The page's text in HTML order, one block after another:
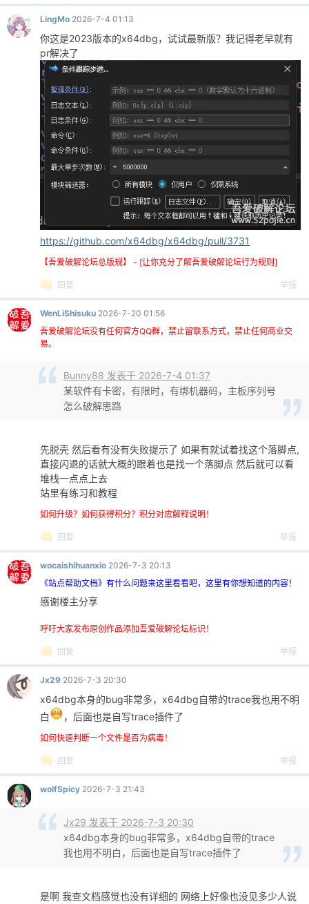
LingMo 2026-7-4 01:13
你这是2023版本的x64dbg，试试最新版？我记得老早就有
pr解决了
https://github.com/x64dbg/x64dbg/pull/3731
【吾爱破解论坛总版规】 - [让你充分了解吾爱破解论坛行为规则]
回复 举报
WenLiShisuku 2026-7-20 01:56
吾爱破解论坛没有任何官方QQ群，禁止留联系方式，禁止任何商业交
易。
Bunny88 发表于 2026-7-4 01:37
某软件有卡密，有限时，有绑机器码，主板序列号
怎么破解思路
先脱壳 然后看有没有失败提示了 如果有就试着找这个落脚点,
直接闪退的话就大概的跟着也是找一个落脚点 然后就可以看
堆栈一点点上去
站里有练习和教程
如何升级？如何获得积分？积分对应解释说明！
回复 举报
wocaishihuanxio 2026-7-3 20:13
《站点帮助文档》有什么问题来这里看看吧，这里有你想知道的内容！
感谢楼主分享
呼吁大家发布原创作品添加吾爱破解论坛标识！
回复 举报
Jx29 2026-7-3 20:30
x64dbg本身的bug非常多，x64dbg自带的trace我也用不明
白
，后面也是自写trace插件了
如何快速判断一个文件是否为病毒！
回复 举报
wolfSpicy 2026-7-3 21:43
Jx29 发表于 2026-7-3 20:30
x64dbg本身的bug非常多，x64dbg自带的trace
我也用不明白，后面也是自写trace插件了
是啊 我查文档感觉也没有详细的 网络上好像也没见多少人说